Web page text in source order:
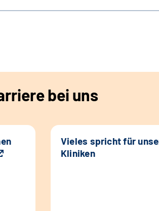
bei uns
Vieles spricht für
Kliniken